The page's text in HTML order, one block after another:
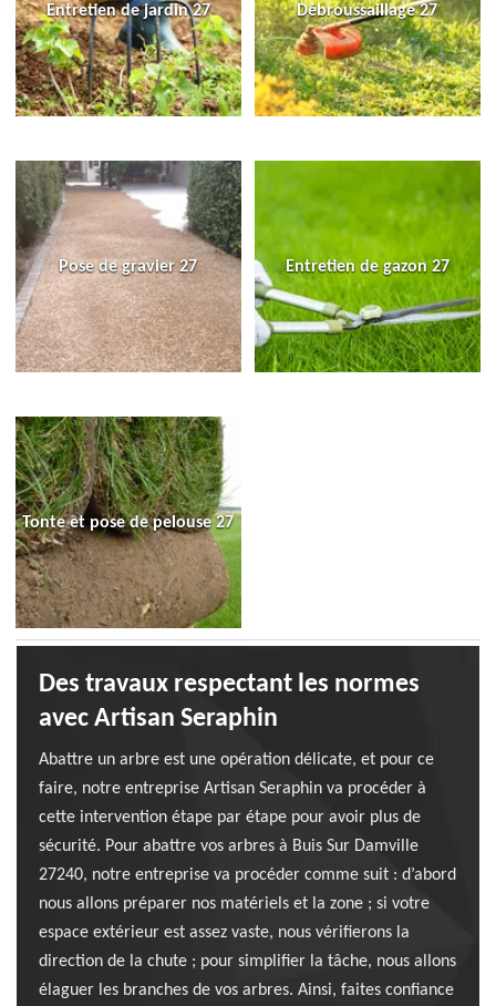
Entretien de jardin 27 Débroussaillage 27
Pose de gravier 27 Entretien de gazon 27
Tonte et pose de pelouse 27
Des travaux respectant les normes
avec Artisan Seraphin
Abattre un arbre est une opération délicate, et pour ce
faire, notre entreprise Artisan Seraphin va procéder à
cette intervention étape par étape pour avoir plus de
sécurité. Pour abattre vos arbres à Buis Sur Damville
27240, notre entreprise va procéder comme suit : d’abord
nous allons préparer nos matériels et la zone ; si votre
espace extérieur est assez vaste, nous vérifierons la
direction de la chute ; pour simplifier la tâche, nous allons
élaguer les branches de vos arbres. Ainsi, faites confiance